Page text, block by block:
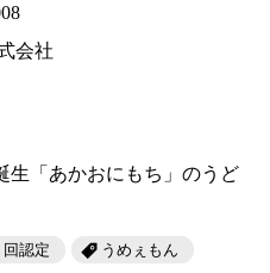
会社
生「あかおにもち」のうど
回認定 うめぇもん